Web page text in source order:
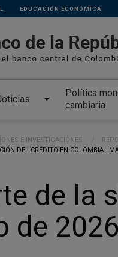
EDUCACIÓN ECONÓMICA
Política
cambiaria
E INVESTIGACIONES
DEL CRÉDITO EN COLOMBIA -
de la
de 2026